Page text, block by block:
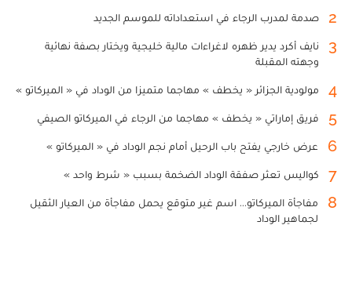
2 صدمة لمدرب الرجاء في استعداداته للموسم الجديد
3
نايف أكرد يدير ظهره لاغراءات مالية خليجية ويختار بصفة نهائية
وجهته المقبلة
4 مولودية الجزائر « يخطف » مهاجما متميزا من الوداد في « الميركاتو »
5 فريق إماراتي « يخطف » مهاجما من الرجاء في الميركاتو الصيفي
6 عرض خارجي يفتح باب الرحيل أمام نجم الوداد في « الميركاتو »
7 كواليس تعثر صفقة الوداد الضخمة بسبب « شرط واحد »
8
مفاجأة الميركاتو... اسم غير متوقع يحمل مفاجأة من العيار الثقيل
لجماهير الوداد